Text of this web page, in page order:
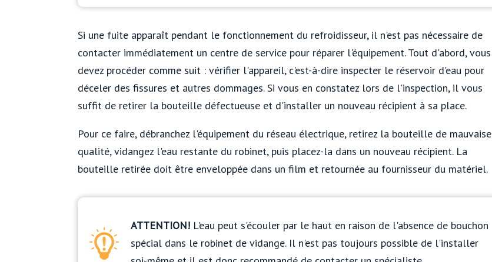
Si une fuite apparaît pendant le fonctionnement du refroidisseur, il n'est pas nécessaire de
contacter immédiatement un centre de service pour réparer l'équipement. Tout d'abord, vous
devez procéder comme suit : vérifier l'appareil, c'est-à-dire inspecter le réservoir d'eau pour
déceler des fissures et autres dommages. Si vous en constatez lors de l'inspection, il vous
suffit de retirer la bouteille défectueuse et d'installer un nouveau récipient à sa place.
Pour ce faire, débranchez l'équipement du réseau électrique, retirez la bouteille de mauvaise
qualité, vidangez l'eau restante du robinet, puis placez-la dans un nouveau récipient. La
bouteille retirée doit être enveloppée dans un film et retournée au fournisseur du matériel.
ATTENTION! L'eau peut s'écouler par le haut en raison de l'absence de bouchon
spécial dans le robinet de vidange. Il n'est pas toujours possible de l'installer